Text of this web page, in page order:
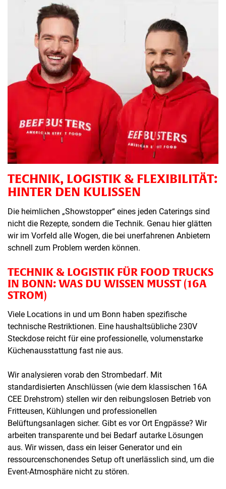
TECHNIK, LOGISTIK & FLEXIBILITÄT:
HINTER DEN KULISSEN
Die heimlichen „Showstopper“ eines jeden Caterings sind
nicht die Rezepte, sondern die Technik. Genau hier glätten
wir im Vorfeld alle Wogen, die bei unerfahrenen Anbietern
schnell zum Problem werden können.
TECHNIK & LOGISTIK FÜR FOOD TRUCKS
IN BONN: WAS DU WISSEN MUSST (16A
STROM)
Viele Locations in und um Bonn haben spezifische
technische Restriktionen. Eine haushaltsübliche 230V
Steckdose reicht für eine professionelle, volumenstarke
Küchenausstattung fast nie aus.
Wir analysieren vorab den Strombedarf. Mit
standardisierten Anschlüssen (wie dem klassischen 16A
CEE Drehstrom) stellen wir den reibungslosen Betrieb von
Fritteusen, Kühlungen und professionellen
Belüftungsanlagen sicher. Gibt es vor Ort Engpässe? Wir
arbeiten transparente und bei Bedarf autarke Lösungen
aus. Wir wissen, dass ein leiser Generator und ein
ressourcenschonendes Setup oft unerlässlich sind, um die
Event-Atmosphäre nicht zu stören.